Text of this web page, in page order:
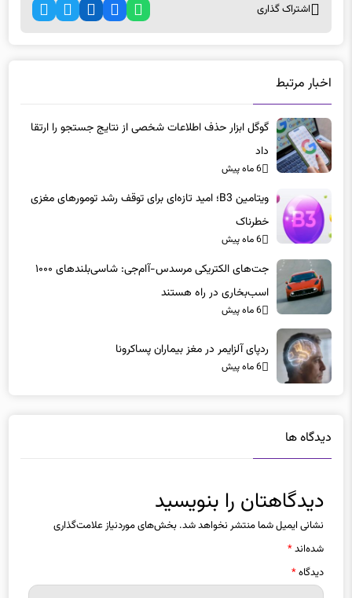
اشتراک گذاری
اخبار مرتبط
گوگل ابزار حذف اطلاعات شخصی از نتایج جستجو را ارتقا
داد
6 ماه پیش
ویتامین B3؛ امید تازه‌ای برای توقف رشد تومورهای مغزی
خطرناک
6 ماه پیش
جت‌های الکتریکی مرسدس-آام‌جی: شاسی‌بلندهای ۱۰۰۰
اسب‌بخاری در راه هستند
6 ماه پیش
ردپای آلزایمر در مغز بیماران پساکرونا
6 ماه پیش
دیدگاه ها
دیدگاهتان را بنویسید
نشانی ایمیل شما منتشر نخواهد شد. بخش‌های موردنیاز علامت‌گذاری
شده‌اند*
دیدگاه*